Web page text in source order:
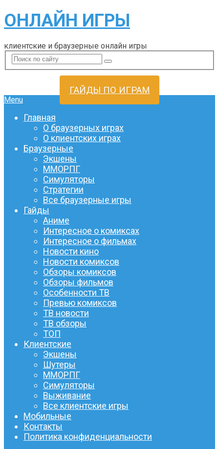
ОНЛАЙН ИГРЫ
клиентские и браузерные онлайн игры
ГАЙДЫ ПО ИГРАМ
Menu
Главная
О браузерных играх
О клиентских играх
Браузерные
Экшены
ММОРПГ
Симуляторы
Стратегии
Все браузерные игры
Гайды
Аниме
Интересное о комиксах
Интересное о фильмах
Новости кино
Новости комиксов
Обзоры комиксов
Обзоры фильмов
Особенности ТВ
Превью комиксов
ТВ новости
ТВ обзоры
ТОП
Клиентские
Экшены
Шутеры
ММОРПГ
Симуляторы
Выживание
Все клиентские игры
Мобильные
Контакты
Политика конфиденциальности